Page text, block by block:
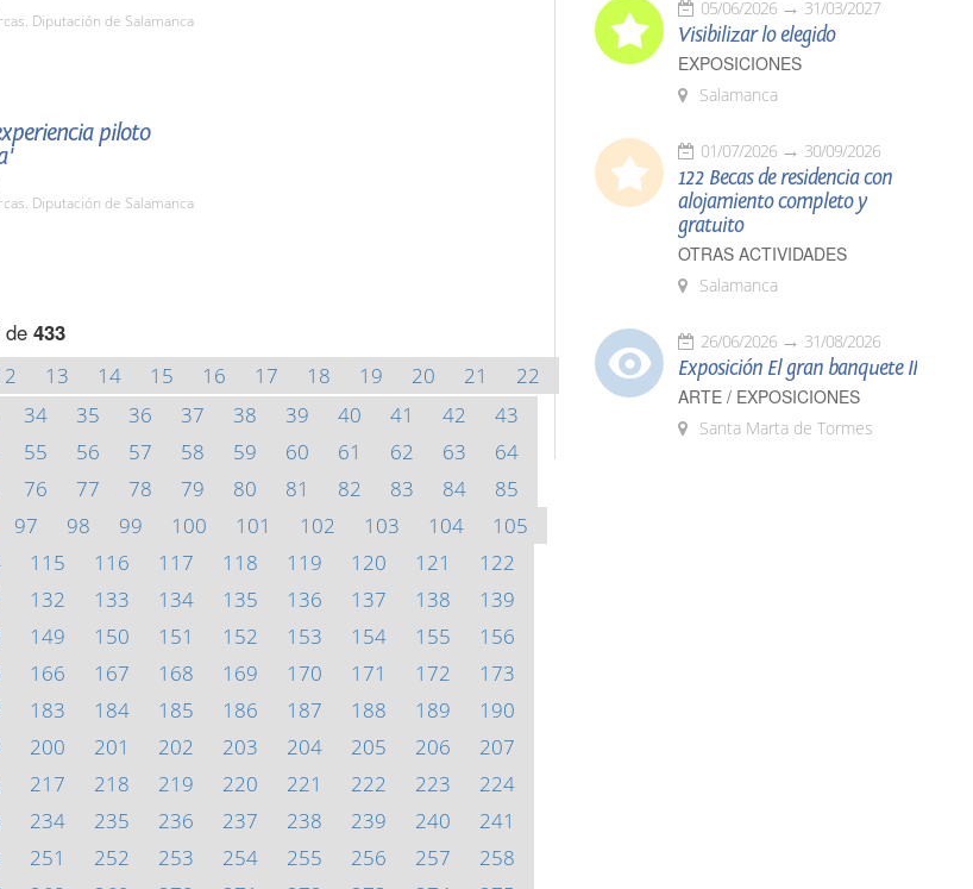
Diputación de Salamanca
piloto
Diputación de Salamanca
de 433
13 14 15 16 17 18 19 20 21
22
34 35 36 37 38 39 40 41 42
43
55 56 57 58 59 60 61 62 63
64
76 77 78 79 80 81 82 83 84
85
97 98 99 100 101 102 103 104
105
115 116 117 118 119 120 121
122
132 133 134 135 136 137 138
139
149 150 151 152 153 154 155
156
166 167 168 169 170 171 172
173
183 184 185 186 187 188 189
190
200 201 202 203 204 205 206
207
217 218 219 220 221 222 223
224
234 235 236 237 238 239 240
241
251 252 253 254 255 256 257
258
05/06/2026 31/03/2027
Visibilizar lo elegido
EXPOSICIONES
Salamanca
01/07/2026 30/09/2026
122 Becas de residencia con
alojamiento completo y
gratuito
OTRAS ACTIVIDADES
Salamanca
26/06/2026 31/08/2026
Exposición El gran banquete II
ARTE / EXPOSICIONES
Santa Marta de Tormes